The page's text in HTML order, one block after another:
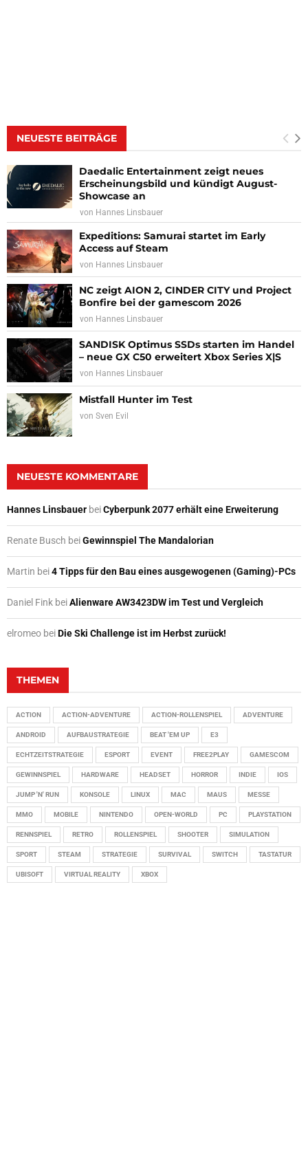
NEUESTE BEITRÄGE
Daedalic Entertainment zeigt neues
Erscheinungsbild und kündigt August-
Showcase an
von Hannes Linsbauer
Expeditions: Samurai startet im Early
Access auf Steam
von Hannes Linsbauer
NC zeigt AION 2, CINDER CITY und Project
Bonfire bei der gamescom 2026
von Hannes Linsbauer
SANDISK Optimus SSDs starten im Handel
– neue GX C50 erweitert Xbox Series X|S
von Hannes Linsbauer
Mistfall Hunter im Test
von Sven Evil
NEUESTE KOMMENTARE
Hannes Linsbauer beiCyberpunk 2077 erhält eine Erweiterung
Renate Busch beiGewinnspiel The Mandalorian
Martin bei4 Tipps für den Bau eines ausgewogenen (Gaming)-PCs
Daniel Fink beiAlienware AW3423DW im Test und Vergleich
elromeo beiDie Ski Challenge ist im Herbst zurück!
THEMEN
ACTION ACTION-ADVENTURE ACTION-ROLLENSPIEL ADVENTURE
ANDROID AUFBAUSTRATEGIE BEAT 'EM UP E3
ECHTZEITSTRATEGIE ESPORT EVENT FREE2PLAY GAMESCOM
GEWINNSPIEL HARDWARE HEADSET HORROR INDIE IOS
JUMP 'N' RUN KONSOLE LINUX MAC MAUS MESSE
MMO MOBILE NINTENDO OPEN-WORLD PC PLAYSTATION
RENNSPIEL RETRO ROLLENSPIEL SHOOTER SIMULATION
SPORT STEAM STRATEGIE SURVIVAL SWITCH TASTATUR
UBISOFT VIRTUAL REALITY XBOX